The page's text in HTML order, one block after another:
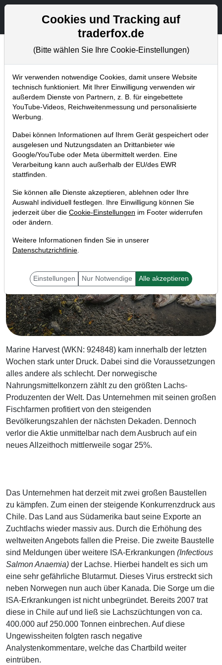
Aktien- und Artikelsuche
Chartanalysen
Home Blog Chartanalysen
Chartanalyse Marine Harvest:
Verliert die Aktie den Boden unter
den Füßen?
22.12.2017 um 13:45 Uhr | P. Uhlschmied
Marine Harvest (WKN: 924848) kam innerhalb der letzten
Wochen stark unter Druck. Dabei sind die Voraussetzungen
alles andere als schlecht. Der norwegische
Nahrungsmittelkonzern zählt zu den größten Lachs-
Produzenten der Welt. Das Unternehmen mit seinen großen
Fischfarmen profitiert von den steigenden
Bevölkerungszahlen der nächsten Dekaden. Dennoch
verlor die Aktie unmittelbar nach dem Ausbruch auf ein
neues Allzeithoch mittlerweile sogar 25%.
Das Unternehmen hat derzeit mit zwei großen Baustellen
zu kämpfen. Zum einen der steigende Konkurrenzdruck aus
Chile. Das Land aus Südamerika baut seine Exporte an
Zuchtlachs wieder massiv aus. Durch die Erhöhung des
weltweiten Angebots fallen die Preise. Die zweite Baustelle
sind Meldungen über weitere ISA-Erkrankungen (Infectious
Salmon Anaemia) der Lachse. Hierbei handelt es sich um
eine sehr gefährliche Blutarmut. Dieses Virus erstreckt sich
neben Norwegen nun auch über Kanada. Die Sorge um die
ISA-Erkrankungen ist nicht unbegründet. Bereits 2007 trat
diese in Chile auf und ließ sie Lachszüchtungen von ca.
400.000 auf 250.000 Tonnen einbrechen. Auf diese
Ungewissheiten folgten rasch negative
Analystenkommentare, welche das Chartbild weiter
eintrüben.
Cookies und Tracking auf
traderfox.de
(Bitte wählen Sie Ihre Cookie-Einstellungen)
Wir verwenden notwendige Cookies, damit unsere Website
technisch funktioniert. Mit Ihrer Einwilligung verwenden wir
außerdem Dienste von Partnern, z. B. für eingebettete
YouTube-Videos, Reichweitenmessung und personalisierte
Werbung.
Dabei können Informationen auf Ihrem Gerät gespeichert oder
ausgelesen und Nutzungsdaten an Drittanbieter wie
Google/YouTube oder Meta übermittelt werden. Eine
Verarbeitung kann auch außerhalb der EU/des EWR
stattfinden.
Sie können alle Dienste akzeptieren, ablehnen oder Ihre
Auswahl individuell festlegen. Ihre Einwilligung können Sie
jederzeit über die Cookie-Einstellungen im Footer widerrufen
oder ändern.
Weitere Informationen finden Sie in unserer
Datenschutzrichtlinie.
Einstellungen Nur Notwendige Alle akzeptieren